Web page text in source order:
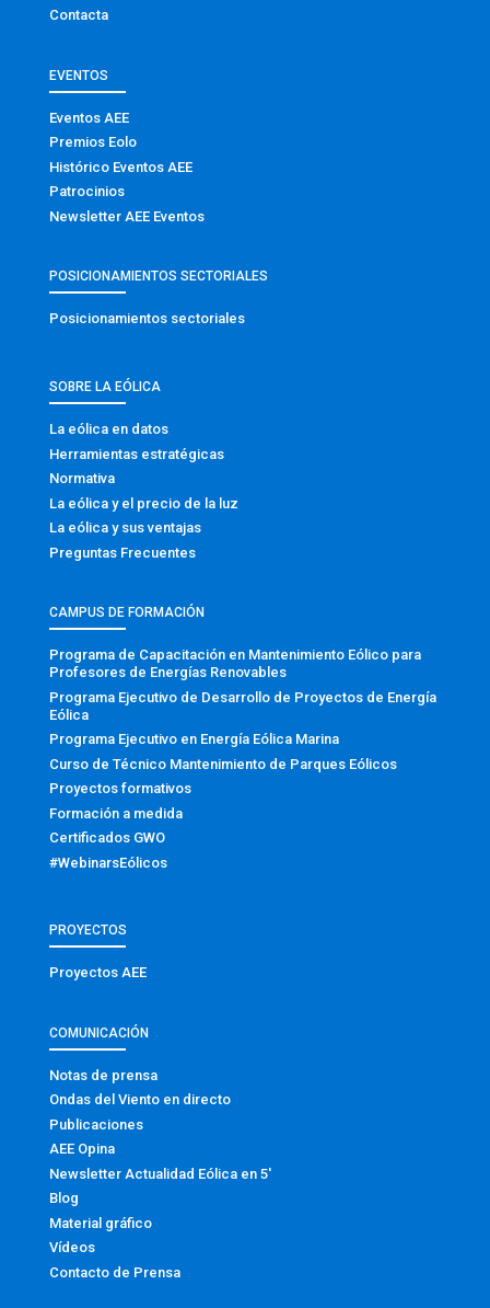
Contacta
EVENTOS
Eventos AEE
Premios Eolo
Histórico Eventos AEE
Patrocinios
Newsletter AEE Eventos
POSICIONAMIENTOS SECTORIALES
Posicionamientos sectoriales
SOBRE LA EÓLICA
La eólica en datos
Herramientas estratégicas
Normativa
La eólica y el precio de la luz
La eólica y sus ventajas
Preguntas Frecuentes
CAMPUS DE FORMACIÓN
Programa de Capacitación en Mantenimiento Eólico para
Profesores de Energías Renovables
Programa Ejecutivo de Desarrollo de Proyectos de Energía
Eólica
Programa Ejecutivo en Energía Eólica Marina
Curso de Técnico Mantenimiento de Parques Eólicos
Proyectos formativos
Formación a medida
Certificados GWO
#WebinarsEólicos
PROYECTOS
Proyectos AEE
COMUNICACIÓN
Notas de prensa
Ondas del Viento en directo
Publicaciones
AEE Opina
Newsletter Actualidad Eólica en 5′
Blog
Material gráfico
Vídeos
Contacto de Prensa